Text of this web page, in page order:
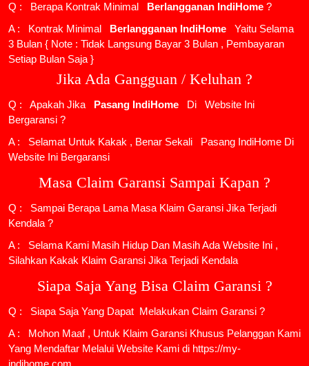
Q : Berapa Kontrak Minimal Berlangganan IndiHome ?
A : Kontrak Minimal
Berlangganan IndiHome
Yaitu Selama
3 Bulan { Note : Tidak Langsung Bayar 3 Bulan , Pembayaran
Setiap Bulan Saja }
Jika Ada Gangguan / Keluhan ?
Q : Apakah Jika Pasang IndiHome Di
Website Ini
Bergaransi ?
A : Selamat Untuk Kakak , Benar Sekali
Pasang IndiHome Di
Website Ini Bergaransi
Masa Claim Garansi Sampai Kapan ?
Q : Sampai Berapa Lama Masa Klaim Garansi Jika Terjadi
Kendala ?
A : Selama Kami Masih Hidup Dan Masih Ada Website Ini ,
Silahkan Kakak Klaim Garansi Jika Terjadi Kendala
Siapa Saja Yang Bisa Claim Garansi ?
Q : Siapa Saja Yang Dapat Melakukan Claim Garansi ?
A : Mohon Maaf , Untuk Klaim Garansi Khusus Pelanggan Kami
Yang Mendaftar Melalui Website Kami di https://my-